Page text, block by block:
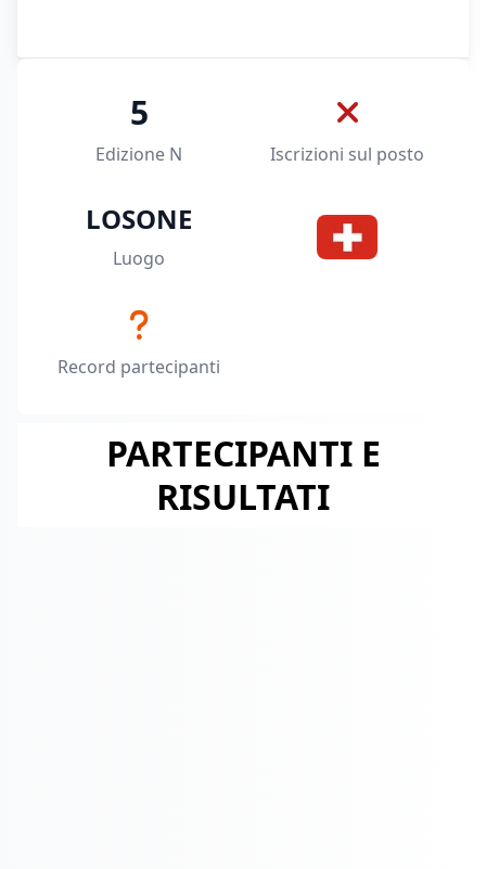
5
Edizione N Iscrizioni sul posto
LOSONE
Luogo
Record partecipanti
PARTECIPANTI E
RISULTATI